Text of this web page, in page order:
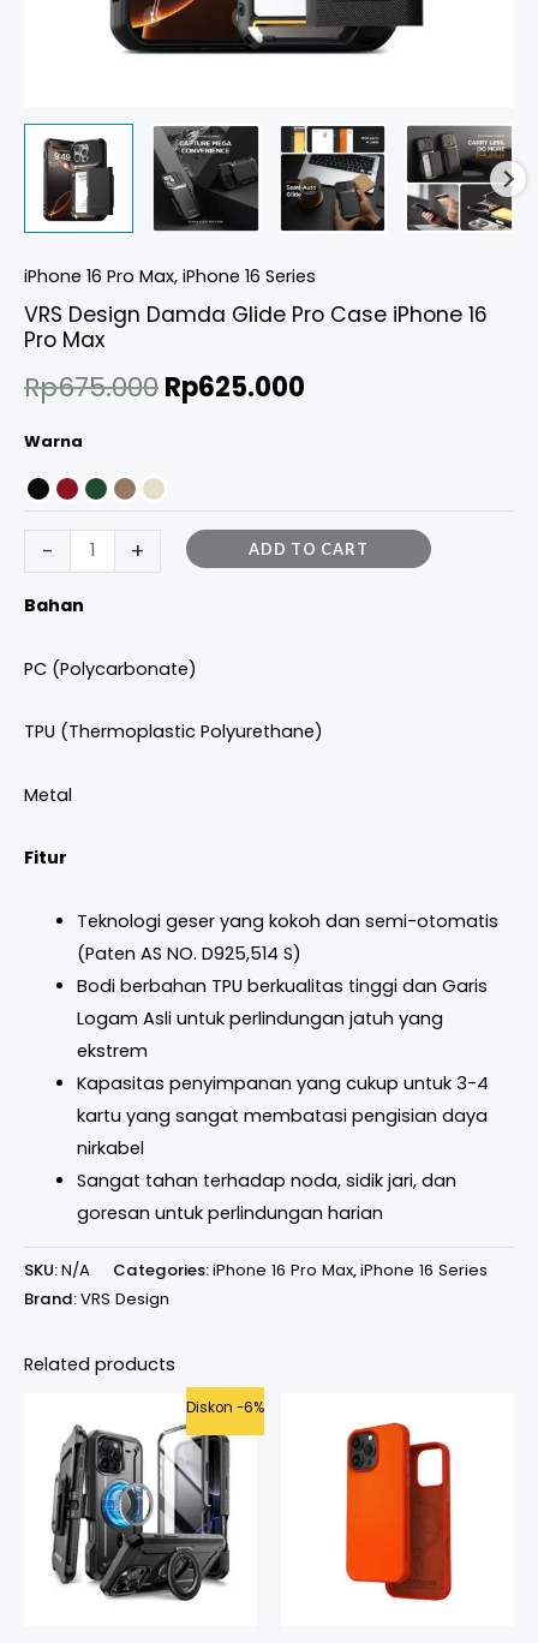
iPhone 16 Pro Max, iPhone 16 Series
VRS Design Damda Glide Pro Case iPhone 16
Pro Max
Rp675.000Rp625.000
Warna
- + ADD TO CART
Bahan
PC (Polycarbonate)
TPU (Thermoplastic Polyurethane)
Metal
Fitur
Teknologi geser yang kokoh dan semi-otomatis
(Paten AS NO. D925,514 S)
Bodi berbahan TPU berkualitas tinggi dan Garis
Logam Asli untuk perlindungan jatuh yang
ekstrem
Kapasitas penyimpanan yang cukup untuk 3-4
kartu yang sangat membatasi pengisian daya
nirkabel
Sangat tahan terhadap noda, sidik jari, dan
goresan untuk perlindungan harian
SKU:N/A Categories:iPhone 16 Pro Max,iPhone 16 Series
Brand:VRS Design
Related products
Diskon -6%
Original
price
was:
Rp799.000.
Current
is:
Rp749.000.